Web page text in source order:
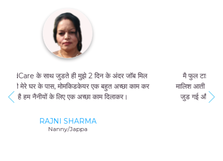
मै फुल टाइम जॉब नहीं कर सकती थी, और मुझे मां और बच्चे की
मालिश आती थी तो मै MomKidCare के साथ फ्रीलांसर की तरह
जुड गई और अब में दिन में सिर्फ 4 घंटे काम करके भी 20000-
GEETA SHARMA